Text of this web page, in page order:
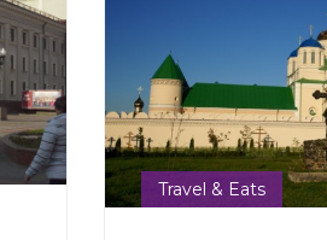
Travel & Eats